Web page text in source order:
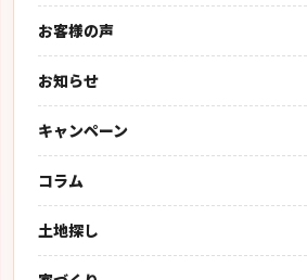
お客様の声
お知らせ
キャンペーン
コラム
土地探し